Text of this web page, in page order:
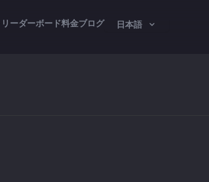
リーダーボード料金ブログ 日本語